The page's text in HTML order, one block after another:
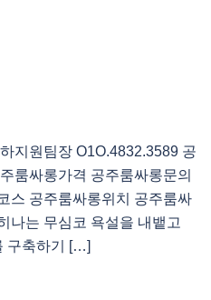
지원팀장 O1O.4832.3589 공
룸싸롱가격 공주룸싸롱문의
스 공주룸싸롱위치 공주룸싸
나는 무심코 욕설을 내뱉고
구축하기 […]